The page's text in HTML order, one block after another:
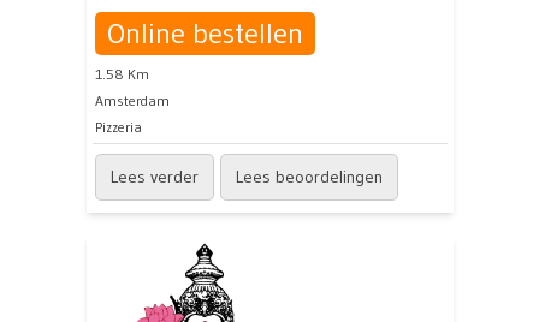
Online bestellen
1.58 Km
Amsterdam
Pizzeria
Lees verder Lees beoordelingen